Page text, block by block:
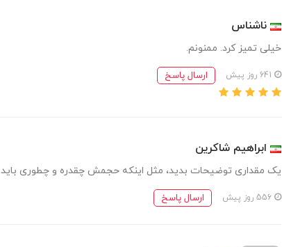
ناشناس
خیلی تمیز کرد. ممنونم.
ارسال پاسخ
ابراهیم شاکرین
یک مقداری توضیحات بدید، مثل اینکه حجمش چقدره و چطوری باید
ارسال پاسخ